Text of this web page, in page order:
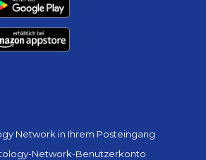
Network in Ihrem Posteingang
Network-Benutzerkonto